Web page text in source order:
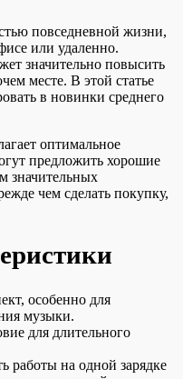
повседневной жизни,
или удаленно.
значительно повысить
месте. В этой статье
в новинки среднего
оптимальное
предложить хорошие
значительных
чем сделать покупку,
особенно для
музыки.
для длительного
работы на одной зарядке